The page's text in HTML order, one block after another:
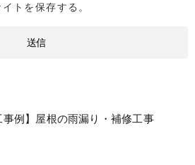
トを保存する。
事例】屋根の雨漏り・補修工事